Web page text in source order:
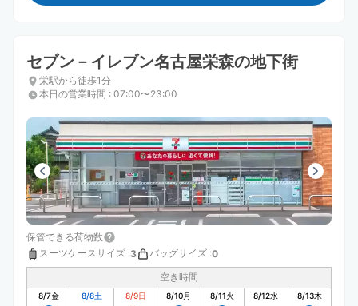
セブン－イレブン名古屋栄森の地下街
栄駅から徒歩1分
本日の営業時間 : 07:00〜23:00
保管できる荷物数
スーツケースサイズ :3 バッグサイズ :0
空き時間
8/7金 8/8土 8/9日 8/10月 8/11火 8/12水 8/13木